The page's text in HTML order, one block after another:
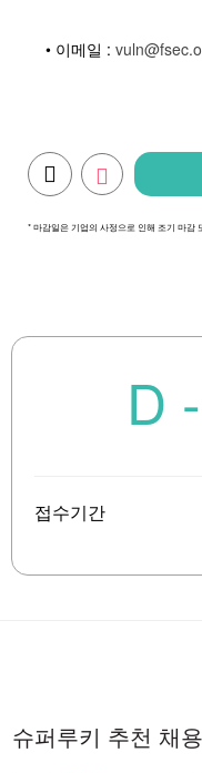
• 이메일 :
* 마감일은 기업의 사정으로 인해 조기 마감
D
접수기간
슈퍼루키 추천 채